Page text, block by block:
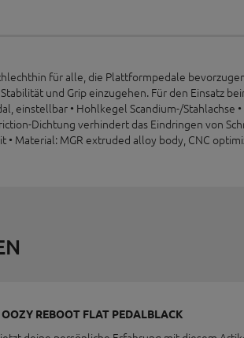
für alle, die Plattformpedale
und Grip einzugehen. Für den Einsatz
einstellbar • Hohlkegel Scandium-/Stahlachse
Dichtung verhindert das Eindringen von
Material: MGR extruded alloy body, CNC
REBOOT FLAT PEDALBLACK